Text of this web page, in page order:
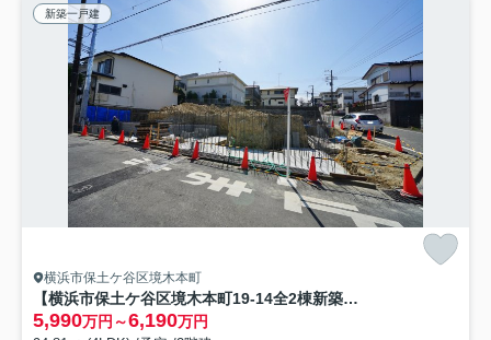
新築一戸建
横浜市保土ケ谷区境木本町
【横浜市保土ケ谷区境木本町19-14全2棟新築戸建て】★仲介手数料無料★（権太坂小学校・境木中学校）
5,990万円～6,190万円